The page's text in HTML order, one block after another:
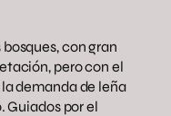
con gran
pero con el
demanda de leña
Guiados por el